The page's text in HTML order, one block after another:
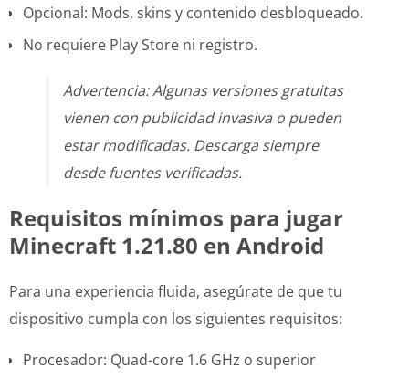
Opcional: Mods, skins y contenido desbloqueado.
No requiere Play Store ni registro.
Advertencia: Algunas versiones gratuitas
vienen con publicidad invasiva o pueden
estar modificadas. Descarga siempre
desde fuentes verificadas.
Requisitos mínimos para jugar
Minecraft 1.21.80 en Android
Para una experiencia fluida, asegúrate de que tu
dispositivo cumpla con los siguientes requisitos:
Procesador: Quad-core 1.6 GHz o superior